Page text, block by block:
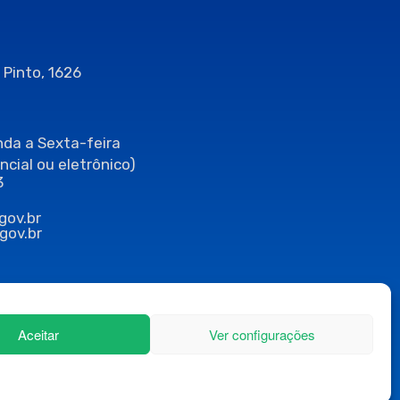
Aceitar Ver configurações
1626
a Sexta-feira
ou eletrônico)